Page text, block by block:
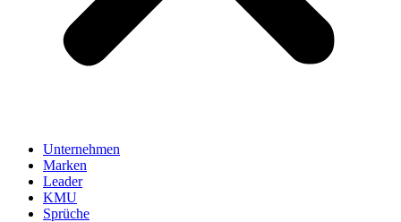
Unternehmen
Marken
Leader
KMU
Sprüche